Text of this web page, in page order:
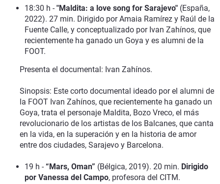
18:30 h - "Maldita: a love song for Sarajevo" (España,
2022). 27 min. Dirigido por Amaia Ramírez y Raúl de la
Fuente Calle, y conceptualizado por Ivan Zahínos, que
recientemente ha ganado un Goya y es alumni de la
FOOT.
Presenta el documental: Ivan Zahínos.
Sinopsis: Este corto documental ideado por el alumni de
la FOOT Ivan Zahínos, que recientemente ha ganado un
Goya, trata el personaje Maldita, Bozo Vreco, el más
revolucionario de los artistas de los Balcanes, que canta
en la vida, en la superación y en la historia de amor
entre dos ciudades, Sarajevo y Barcelona.
19 h - “Mars, Oman” (Bélgica, 2019). 20 min. Dirigido
por Vanessa del Campo, profesora del CITM.